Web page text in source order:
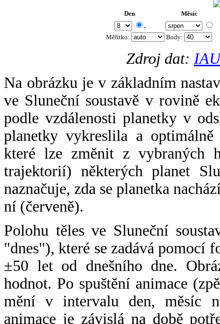
Den Měsíc
.
Měřítko: Body:
Zdroj dat:
Na obrázku je v základním
ve Sluneční soustavě v rovině
podle vzdálenosti planetky v
planetky vykreslila a
které lze změnit z vybraných
trajektorií) některých planet
naznačuje, zda se planetka
ní (červeně).
Polohu těles ve Sluneční
"dnes"), které se zadává pomocí
±50 let od dnešního dne.
hodnot. Po spuštění animace
mění v intervalu den, měsíc
animace je závislá na době